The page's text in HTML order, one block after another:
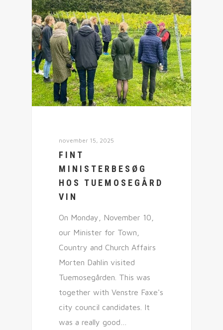
november 15, 2025
FINT
MINISTERBESØG
HOS TUEMOSEGÅRD
VIN
On Monday, November 10,
our Minister for Town,
Country and Church Affairs
Morten Dahlin visited
Tuemosegården. This was
together with Venstre Faxe's
city council candidates. It
was a really good…